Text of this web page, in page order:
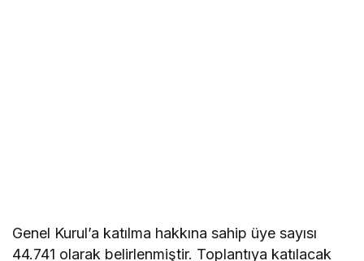
Genel Kurul’a katılma hakkına sahip üye sayısı
44.741 olarak belirlenmiştir. Toplantıya katılacak